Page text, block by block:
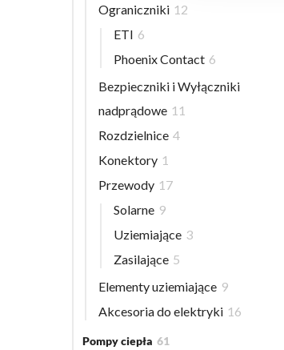
Ograniczniki 12
ETI 6
Phoenix Contact 6
Bezpieczniki i Wyłączniki
nadprądowe 11
Rozdzielnice 4
Konektory 1
Przewody 17
Solarne 9
Uziemiające 3
Zasilające 5
Elementy uziemiające 9
Akcesoria do elektryki 16
Pompy ciepła 61